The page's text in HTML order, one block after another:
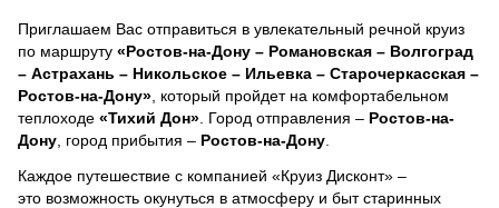
Приглашаем Вас отправиться в увлекательный речной круиз
по маршруту «Ростов-на-Дону – Романовская – Волгоград
– Астрахань – Никольское – Ильевка – Старочеркасская –
Ростов-на-Дону» , который пройдет на комфортабельном
теплоходе «Тихий Дон» . Город отправления – Ростов-на-
Дону , город прибытия – Ростов-на-Дону
Каждое путешествие с компанией «Круиз Дисконт» –
это возможность окунуться в атмосферу и быт старинных